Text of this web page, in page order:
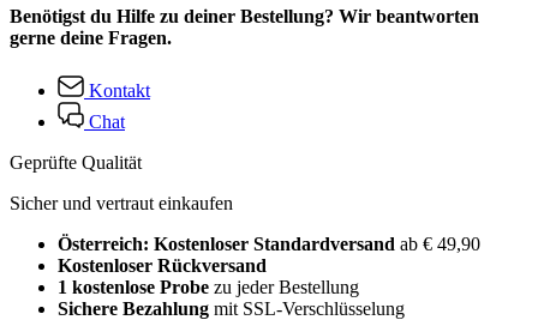
Benötigst du Hilfe zu deiner Bestellung? Wir beantworten
gerne deine Fragen.
Kontakt
Chat
Geprüfte Qualität
Sicher und vertraut einkaufen
Österreich: Kostenloser Standardversand ab € 49,90
Kostenloser Rückversand
1 kostenlose Probe zu jeder Bestellung
Sichere Bezahlung mit SSL-Verschlüsselung